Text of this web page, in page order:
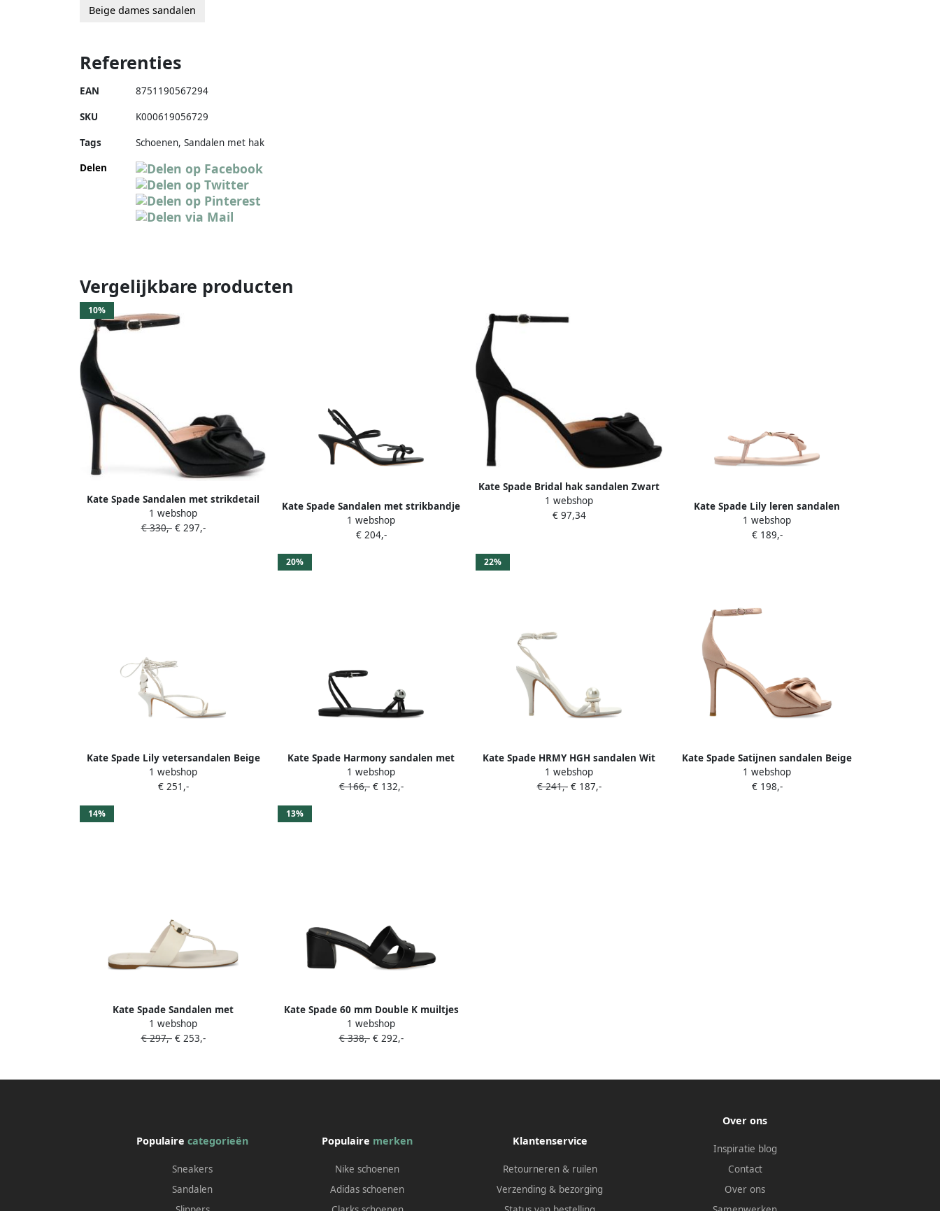
Beige dames sandalen
Referenties
EAN 8751190567294
SKU K000619056729
Tags
Schoenen, Sandalen met hak
Delen
Vergelijkbare producten
10%
Kate Spade Sandalen met strikdetail
Zwart
1 webshop
€ 330,-€ 297,-
Kate Spade Sandalen met strikbandje
Zwart
1 webshop
€ 204,-
Kate Spade Bridal hak sandalen Zwart
Dames
1 webshop
€ 97,34
Kate Spade Lily leren sandalen
verfraaid met bloemblaadjes Roze
1 webshop
€ 189,-
Kate Spade Lily vetersandalen Beige
1 webshop
€ 251,-
20%
Kate Spade Harmony sandalen met
Orb-bandje Zwart
1 webshop
€ 166,-€ 132,-
22%
Kate Spade HRMY HGH sandalen Wit
1 webshop
€ 241,-€ 187,-
Kate Spade Satijnen sandalen Beige
1 webshop
€ 198,-
14%
Kate Spade Sandalen met
bloemenapplicatie Beige
1 webshop
€ 297,-€ 253,-
13%
Kate Spade 60 mm Double K muiltjes
Zwart
1 webshop
€ 338,-€ 292,-
Populairecategorieën
Sneakers
Sandalen
Populaire merken
Nike schoenen
Adidas schoenen
Klantenservice
Retourneren & ruilen
Verzending & bezorging
Over ons
Inspiratie blog
Contact
Over ons